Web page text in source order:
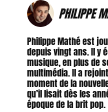
PHILIPPE
Philippe Mathé est
depuis vingt ans. Il y
musique, en plus de
multimédia. Il a
moment de la
qu’il lisait dès les
époque de la brit pop.